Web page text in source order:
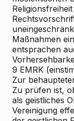
Maßnahmen
entsprachen
9 EMRK
Zur
Zu prüfen ist,
als geistliches
Vereinigung